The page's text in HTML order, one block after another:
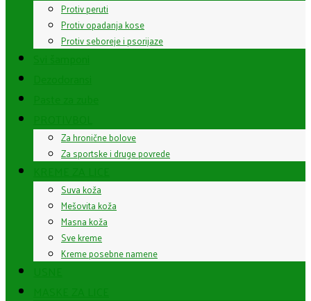
Protiv peruti
Protiv opadanja kose
Protiv seboreje i psorijaze
Za hronične bolove
Za sportske i druge povrede
Suva koža
Mešovita koža
Masna koža
Sve kreme
Kreme posebne namene